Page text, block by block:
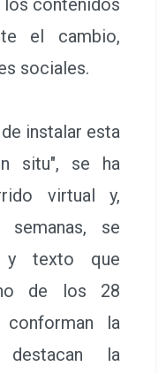
contenidos
el cambio,
sociales.
instalar esta
situ", se ha
virtual y,
semanas, se
y texto que
de los 28
la
la